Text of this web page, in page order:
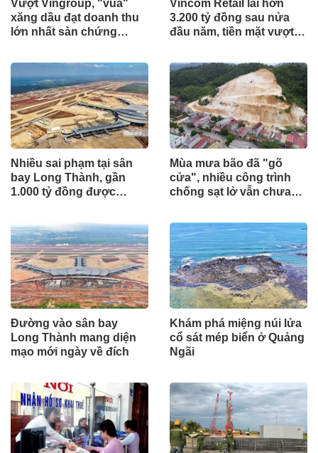
Vượt Vingroup, "vua"
xăng dầu đạt doanh thu
lớn nhất sàn chứng
Vincom Retail lãi hơn
3.200 tỷ đồng sau nửa
đầu năm, tiền mặt vượt
Nhiều sai phạm tại sân
bay Long Thành, gần
1.000 tỷ đồng được
Mùa mưa bão đã "gõ
cửa", nhiều công trình
chống sạt lở vẫn chưa
Đường vào sân bay
Long Thành mang diện
mạo mới ngày về đích
Khám phá miệng núi lửa
cổ sát mép biển ở Quảng
Ngãi